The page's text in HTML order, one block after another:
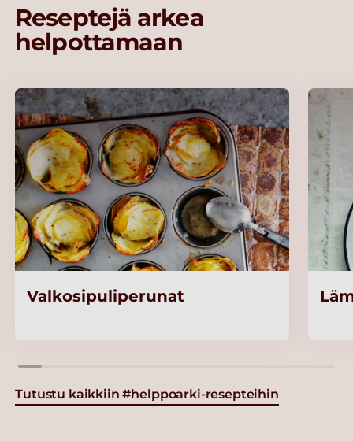
Reseptejä arkea
helpottamaan
Valkosipuliperunat
Tutustu kaikkiin #helppoarki-resepteihin